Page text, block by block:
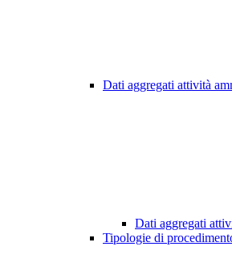
Dati aggregati attività
Dati aggregati
Tipologie di